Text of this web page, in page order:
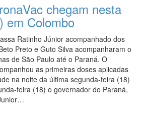
chegam nesta
em Colombo
Ratinho Júnior acompanhado dos
Preto e Guto Silva acompanharam o
de São Paulo até o Paraná. O
as primeiras doses aplicadas
na noite da última segunda-feira (18)
feira (18) o governador do Paraná,